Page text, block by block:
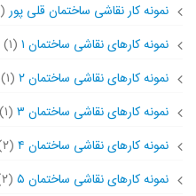
نمونه کار نقاشی ساختمان قلی پور(۱)
نمونه کارهای نقاشی ساختمان ۱ (۱)
نمونه کارهای نقاشی ساختمان ۲
(۱)
نمونه کارهای نقاشی ساختمان ۳
(۱)
نمونه کارهای نقاشی ساختمان ۴
(۲)
نمونه کارهای نقاشی ساختمان ۵
(۲)